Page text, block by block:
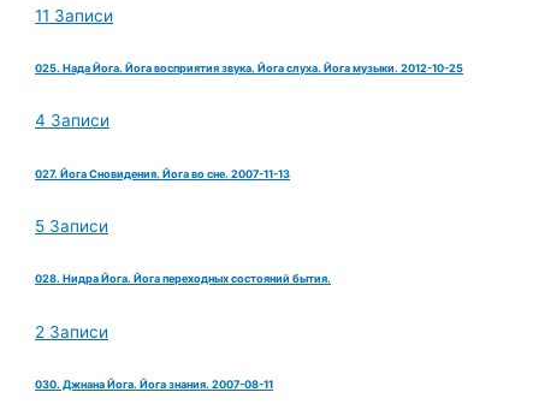
11 Записи
025. Нада Йога. Йога восприятия звука. Йога слуха. Йога музыки. 2012-10-25
4 Записи
027. Йога Сновидения. Йога во сне. 2007-11-13
5 Записи
028. Нидра Йога. Йога переходных состояний бытия.
2 Записи
030. Джнана Йога. Йога знания. 2007-08-11